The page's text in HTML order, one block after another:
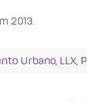
2013.
Urbano LLX